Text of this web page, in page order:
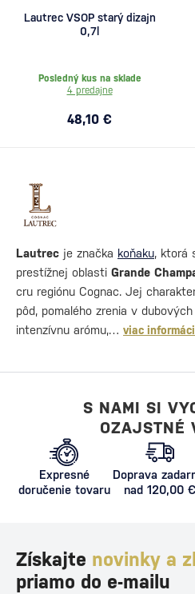
Lautrec VSOP starý dizajn
0,7l
Posledný kus na sklade
4 predajne
48,10 €
Lautrec je značka koňaku, ktorá
prestížnej oblasti Grande
cru regiónu Cognac. Jej
pôd, pomalého zrenia v
intenzívnu arómu,… viac
S NAMI SI
OZAJSTNÉ
Expresné
doručenie tovaru
Doprava
nad 120,00 €
Získajte novinky a
priamo do e-mailu